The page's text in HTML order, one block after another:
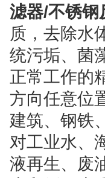
滤器/不锈钢
质，去除水
统污垢、菌
正常工作的
方向任意位
建筑、钢铁
对工业水、
液再生、废